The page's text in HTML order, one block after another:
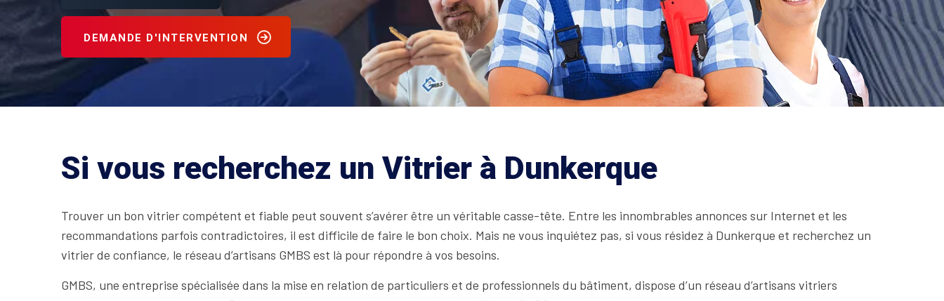
DEMANDE D'INTERVENTION
Si vous recherchez un Vitrier à Dunkerque
Trouver un bon vitrier compétent et fiable peut souvent s’avérer être un véritable casse-tête. Entre les innombrables annonces sur Internet et les
recommandations parfois contradictoires, il est difficile de faire le bon choix. Mais ne vous inquiétez pas, si vous résidez à Dunkerque et recherchez un
vitrier de confiance, le réseau d’artisans GMBS est là pour répondre à vos besoins.
GMBS, une entreprise spécialisée dans la mise en relation de particuliers et de professionnels du bâtiment, dispose d’un réseau d’artisans vitriers